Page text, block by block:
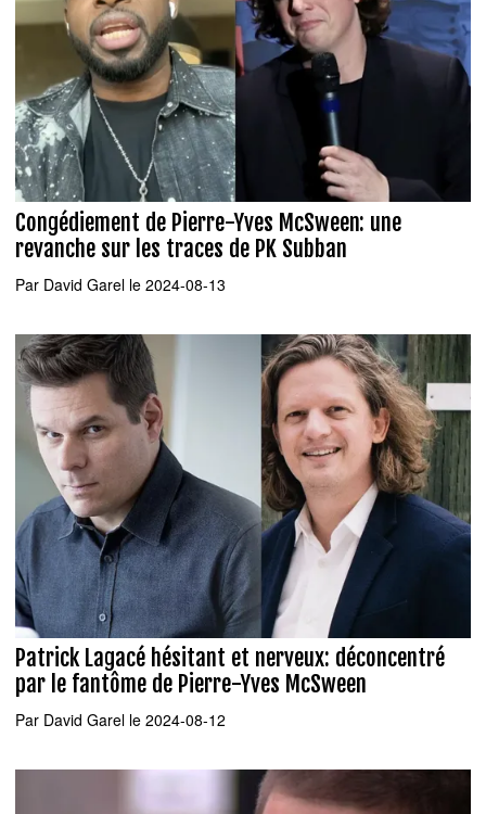
Congédiement de Pierre-Yves McSween: une
revanche sur les traces de PK Subban
Par David Garel le 2024-08-13
Patrick Lagacé hésitant et nerveux: déconcentré
par le fantôme de Pierre-Yves McSween
Par David Garel le 2024-08-12